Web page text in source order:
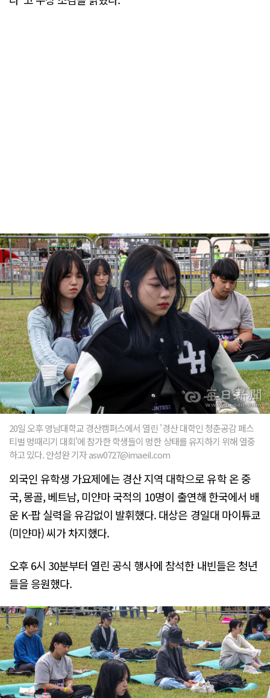
20일 오후 영남대학교 경산캠퍼스에서 열린 '경산 대학인 청춘공감 페스
티벌 멍때리기 대회'에 참가한 학생들이 멍한 상태를 유지하기 위해 열중
하고 있다. 안성완 기자 asw0727@imaeil.com
외국인 유학생 가요제에는 경산 지역 대학으로 유학 온 중
국, 몽골, 베트남, 미얀마 국적의 10명이 출연해 한국에서 배
운 K-팝 실력을 유감없이 발휘했다. 대상은 경일대 마이튜쿄
(미얀마) 씨가 차지했다.
오후 6시 30분부터 열린 공식 행사에 참석한 내빈들은 청년
들을 응원했다.